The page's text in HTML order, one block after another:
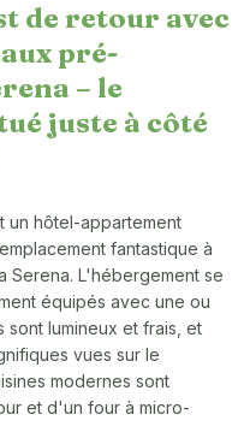
de retour avec
pré-
– le
juste à côté
un hôtel-appartement
fantastique à
Serena. L'hébergement se
équipés avec une ou
sont lumineux et frais, et
vues sur le
modernes sont
et d'un four à micro-